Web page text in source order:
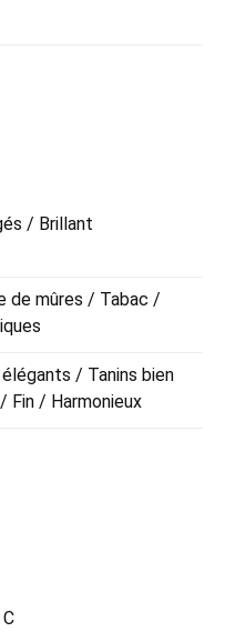
/ Brillant
de mûres / Tabac /
/ Tanins bien
/ Harmonieux